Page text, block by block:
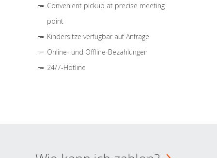
Convenient pickup at precise meeting
point
Kindersitze verfügbar auf Anfrage
Online- und Offline-Bezahlungen
24/7-Hotline